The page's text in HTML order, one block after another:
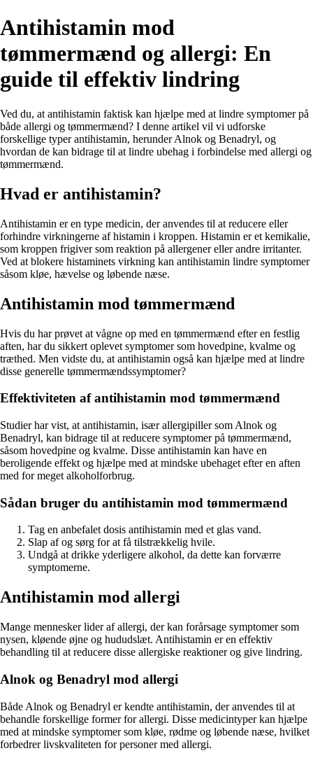
Antihistamin mod
tømmermænd og allergi: En
guide til effektiv lindring
Ved du, at antihistamin faktisk kan hjælpe med at lindre symptomer på
både allergi og tømmermænd? I denne artikel vil vi udforske
forskellige typer antihistamin, herunder Alnok og Benadryl, og
hvordan de kan bidrage til at lindre ubehag i forbindelse med allergi og
tømmermænd.
Hvad er antihistamin?
Antihistamin er en type medicin, der anvendes til at reducere eller
forhindre virkningerne af histamin i kroppen. Histamin er et kemikalie,
som kroppen frigiver som reaktion på allergener eller andre irritanter.
Ved at blokere histaminets virkning kan antihistamin lindre symptomer
såsom kløe, hævelse og løbende næse.
Antihistamin mod tømmermænd
Hvis du har prøvet at vågne op med en tømmermænd efter en festlig
aften, har du sikkert oplevet symptomer som hovedpine, kvalme og
træthed. Men vidste du, at antihistamin også kan hjælpe med at lindre
disse generelle tømmermændssymptomer?
Effektiviteten af antihistamin mod tømmermænd
Studier har vist, at antihistamin, især allergipiller som Alnok og
Benadryl, kan bidrage til at reducere symptomer på tømmermænd,
såsom hovedpine og kvalme. Disse antihistamin kan have en
beroligende effekt og hjælpe med at mindske ubehaget efter en aften
med for meget alkoholforbrug.
Sådan bruger du antihistamin mod tømmermænd
Tag en anbefalet dosis antihistamin med et glas vand.
Slap af og sørg for at få tilstrækkelig hvile.
Undgå at drikke yderligere alkohol, da dette kan forværre
symptomerne.
Antihistamin mod allergi
Mange mennesker lider af allergi, der kan forårsage symptomer som
nysen, kløende øjne og hududslæt. Antihistamin er en effektiv
behandling til at reducere disse allergiske reaktioner og give lindring.
Alnok og Benadryl mod allergi
Både Alnok og Benadryl er kendte antihistamin, der anvendes til at
behandle forskellige former for allergi. Disse medicintyper kan hjælpe
med at mindske symptomer som kløe, rødme og løbende næse, hvilket
forbedrer livskvaliteten for personer med allergi.